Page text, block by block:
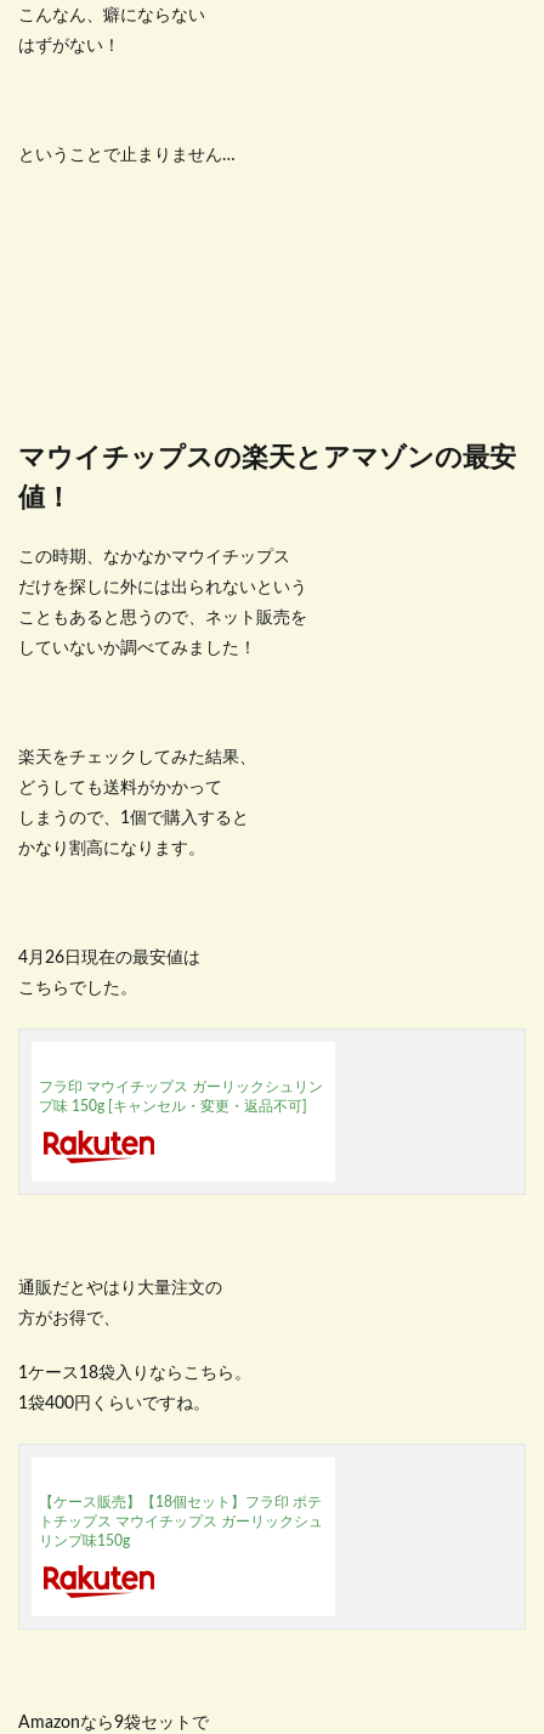
こんなん、癖にならない
はずがない！
ということで止まりません…
マウイチップスの楽天とアマゾンの最安
値！
この時期、なかなかマウイチップス
だけを探しに外には出られないという
こともあると思うので、ネット販売を
していないか調べてみました！
楽天をチェックしてみた結果、
どうしても送料がかかって
しまうので、1個で購入すると
かなり割高になります。
4月26日現在の最安値は
こちらでした。
フラ印 マウイチップス ガーリックシュリン
プ味 150g [キャンセル・変更・返品不可]
通販だとやはり大量注文の
方がお得で、
1ケース18袋入りならこちら。
1袋400円くらいですね。
【ケース販売】【18個セット】フラ印 ポテ
トチップス マウイチップス ガーリックシュ
リンプ味150g
Amazonなら9袋セットで